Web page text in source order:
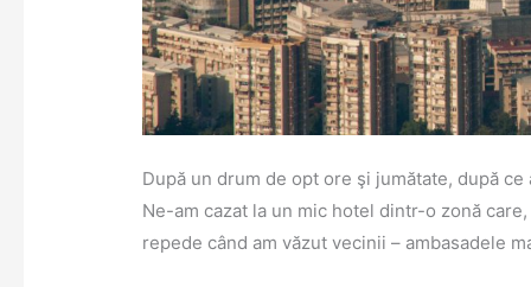
După un drum de opt ore şi jumătate, după
Ne-am cazat la un mic hotel dintr-o zonă
repede când am văzut vecinii – ambasadele